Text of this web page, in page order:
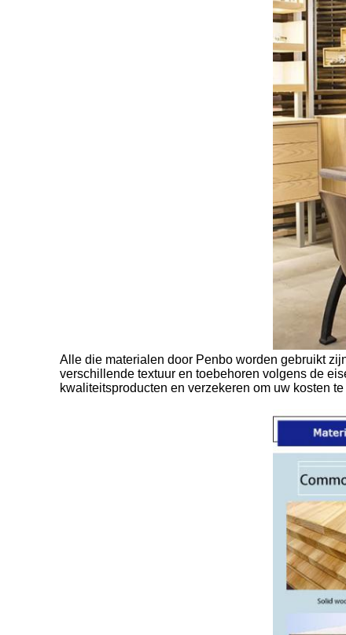
Alle die materialen door Penbo worden gebruikt
verschillende textuur en toebehoren volgens de
kwaliteitsproducten en verzekeren om uw kosten